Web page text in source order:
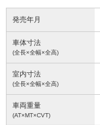
発売年月
車体寸法
(全長×全幅×全高)
室内寸法
(全長×全幅×全高)
車両重量
(AT×MT×CVT)